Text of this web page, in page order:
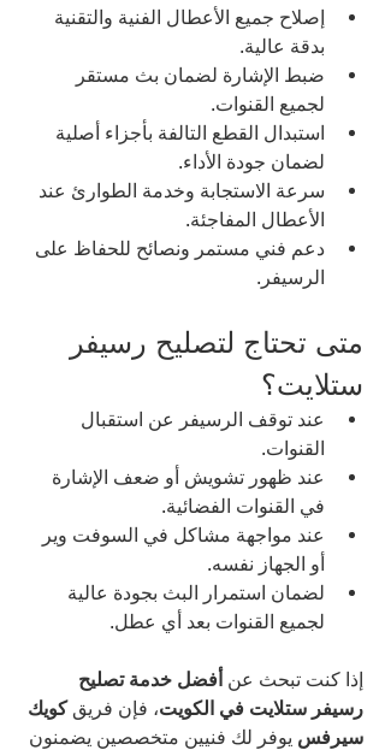
إصلاح جميع الأعطال الفنية والتقنية
بدقة عالية.
ضبط الإشارة لضمان بث مستقر
لجميع القنوات.
استبدال القطع التالفة بأجزاء أصلية
لضمان جودة الأداء.
سرعة الاستجابة وخدمة الطوارئ عند
الأعطال المفاجئة.
دعم فني مستمر ونصائح للحفاظ على
الرسيفر.
متى تحتاج لتصليح رسيفر
ستلايت؟
عند توقف الرسيفر عن استقبال
القنوات.
عند ظهور تشويش أو ضعف الإشارة
في القنوات الفضائية.
عند مواجهة مشاكل في السوفت وير
أو الجهاز نفسه.
لضمان استمرار البث بجودة عالية
لجميع القنوات بعد أي عطل.
إذا كنت تبحث عن أفضل خدمة تصليح
رسيفر ستلايت في الكويت، فإن فريق كويك
سيرفس يوفر لك فنيين متخصصين يضمنون